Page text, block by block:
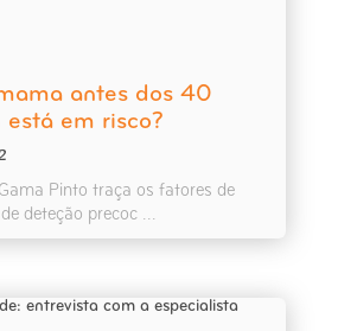
antes dos 40
está em risco?
Pinto traça os fatores de
deteção precoc ...